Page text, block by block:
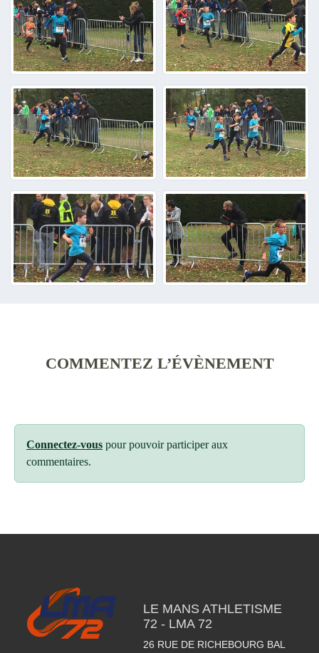
COMMENTEZ L’ÉVÈNEMENT
Connectez-vous pour pouvoir participer aux
commentaires.
LE MANS ATHLETISME
72 - LMA 72
26 RUE DE RICHEBOURG BAL